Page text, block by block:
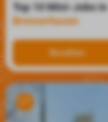
Top 10 Mini-Jobs in
Bremerhaven
Ansehen